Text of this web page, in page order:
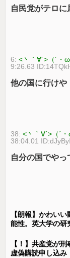
自民党がテロ
6:<丶｀∀´>（´
9:26.63
他の国に行けや
38:<丶｀∀´>（´
38:04.01
自分の国でやっ
【朗報】かわい
能性。英大学の研
【！】共産党が
虚偽購読申し込